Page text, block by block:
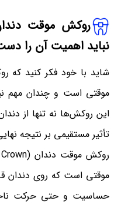
روکش موقت
نباید اهمیت آن را
شاید با خود فکر کنید
موقتی است و چندان مهم
این روکش‌ها نه تنها از
تأثیر مستقیمی بر نتیجه
موقتی است که روی دندان
حساسیت و حتی حرکت